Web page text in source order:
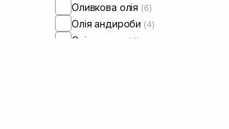
Оливкова олія (6)
Олія андироби (4)
Олія аргани (4)